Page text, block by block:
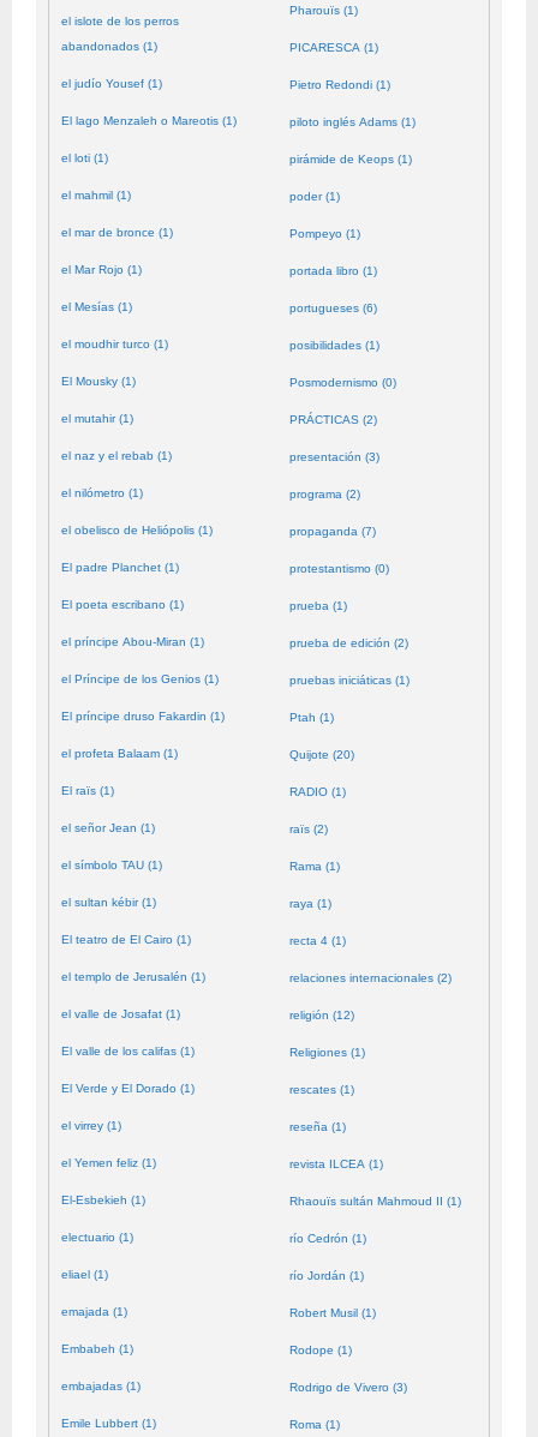
el islote de los perros
abandonados (1)
el judío Yousef (1)
El lago Menzaleh o Mareotis (1)
el loti (1)
el mahmil (1)
el mar de bronce (1)
el Mar Rojo (1)
el Mesías (1)
el moudhir turco (1)
El Mousky (1)
el mutahir (1)
el naz y el rebab (1)
el nilómetro (1)
el obelisco de Heliópolis (1)
El padre Planchet (1)
El poeta escribano (1)
el príncipe Abou-Miran (1)
el Príncipe de los Genios (1)
El príncipe druso Fakardin (1)
el profeta Balaam (1)
El raïs (1)
el señor Jean (1)
el símbolo TAU (1)
el sultan kébir (1)
El teatro de El Cairo (1)
el templo de Jerusalén (1)
el valle de Josafat (1)
El valle de los califas (1)
El Verde y El Dorado (1)
el virrey (1)
el Yemen feliz (1)
El-Esbekieh (1)
electuario (1)
eliael (1)
emajada (1)
Embabeh (1)
embajadas (1)
Emile Lubbert (1)
Pharouïs (1)
PICARESCA (1)
Pietro Redondi (1)
piloto inglés Adams (1)
pirámide de Keops (1)
poder (1)
Pompeyo (1)
portada libro (1)
portugueses (6)
posibilidades (1)
Posmodernismo (0)
PRÁCTICAS (2)
presentación (3)
programa (2)
propaganda (7)
protestantismo (0)
prueba (1)
prueba de edición (2)
pruebas iniciáticas (1)
Ptah (1)
Quijote (20)
RADIO (1)
raïs (2)
Rama (1)
raya (1)
recta 4 (1)
relaciones internacionales (2)
religión (12)
Religiones (1)
rescates (1)
reseña (1)
revista ILCEA (1)
Rhaouïs sultán Mahmoud II (1)
río Cedrón (1)
río Jordán (1)
Robert Musil (1)
Rodope (1)
Rodrigo de Vivero (3)
Roma (1)